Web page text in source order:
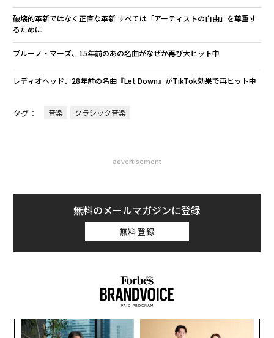
破壊的革新ではなく正直な革新 すべては「アーティストの自由」を尊重す
るために
ブルーノ・マーズ、15年前のあの名曲がなぜか再び大ヒット中
レディオヘッド、28年前の名曲『Let Down』がTikTok効果で再ヒット中
タグ： 音楽 クラシック音楽
advertisement
無料のメールマガジンに登録
無料登録